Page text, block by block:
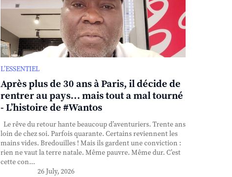
L’ESSENTIEL
Après plus de 30 ans à Paris, il décide de
rentrer au pays… mais tout a mal tourné
- L’histoire de #Wantos
Le rêve du retour hante beaucoup d’aventuriers. Trente ans
loin de chez soi. Parfois quarante. Certains reviennent les
mains vides. Bredouilles ! Mais ils gardent une conviction :
rien ne vaut la terre natale. Même pauvre. Même dur. C’est
cette con...
26 July, 2026